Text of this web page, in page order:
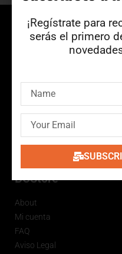
BCore Disc es un sello
lleva 35 años editando
catalana y española. Más
www.bcoredisc.com
BCStore
About
Mi cuenta
FAQ
Aviso Legal
¡Regístrate para
serás el primero